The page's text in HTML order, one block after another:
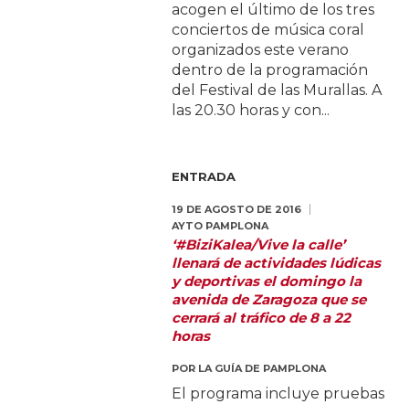
acogen el último de los tres
conciertos de música coral
organizados este verano
dentro de la programación
del Festival de las Murallas. A
las 20.30 horas y con...
ENTRADA
19 DE AGOSTO DE 2016
AYTO PAMPLONA
‘#BiziKalea/Vive la calle’
llenará de actividades lúdicas
y deportivas el domingo la
avenida de Zaragoza que se
cerrará al tráfico de 8 a 22
horas
POR LA GUÍA DE PAMPLONA
El programa incluye pruebas